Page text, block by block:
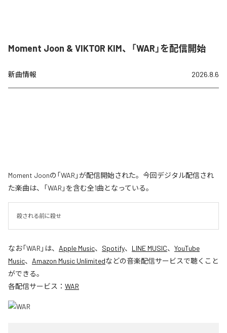
Moment Joon & VIKTOR KIM、「WAR」を配信開始
新曲情報 2026.8.6
Moment Joonの「WAR」が配信開始された。今回デジタル配信され
た楽曲は、「WAR」を含む全1曲となっている。
殺される前に殺せ
なお「WAR 」は、 Apple Music、 Spotify、 LINE MUSIC、 YouTube
Music、 Amazon Music Unlimitedなどの音楽配信サービスで聴くこと
ができる。
各配信サービス： WAR